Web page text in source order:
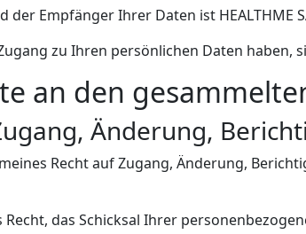
Empfänger Ihrer Daten ist HEALTHME
zu Ihren persönlichen Daten haben,
an den
Änderung,
Recht auf Zugang, Änderung,
Recht, das Schicksal Ihrer